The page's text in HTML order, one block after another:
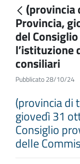
(provincia
Provincia,
del
l’istituzione
consiliari
Pubblicato 28/10/24
(provincia di
giovedì 31
Consiglio
delle